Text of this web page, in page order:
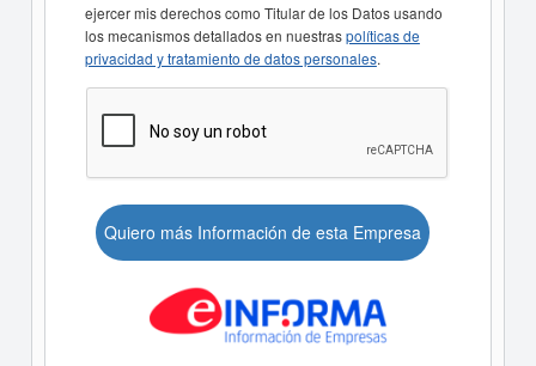
ejercer mis derechos como Titular de los Datos usando
los mecanismos detallados en nuestraspolíticas de
privacidad y tratamiento de datos personales.
Quiero más Información de esta Empresa